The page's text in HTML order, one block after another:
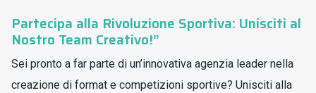
Partecipa alla Rivoluzione Sportiva: Unisciti al
Nostro Team Creativo!”
Sei pronto a far parte di un’innovativa agenzia leader nella
creazione di format e competizioni sportive? Unisciti alla